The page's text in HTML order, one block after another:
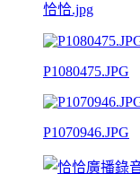
恰恰.jpg
P1080475.JPG
P1070946.JPG